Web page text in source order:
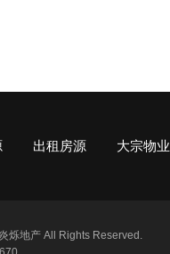
出租房源 大宗物业
烁地产 All Rights Reserved.